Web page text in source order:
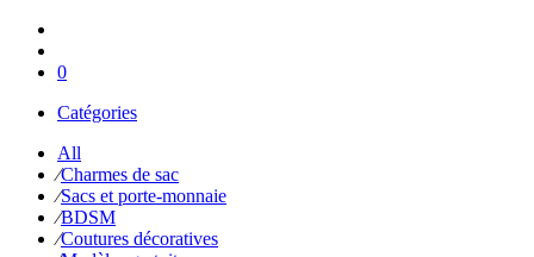
0
Catégories
All
⁄Charmes de sac
⁄Sacs et porte-monnaie
⁄BDSM
⁄Coutures décoratives